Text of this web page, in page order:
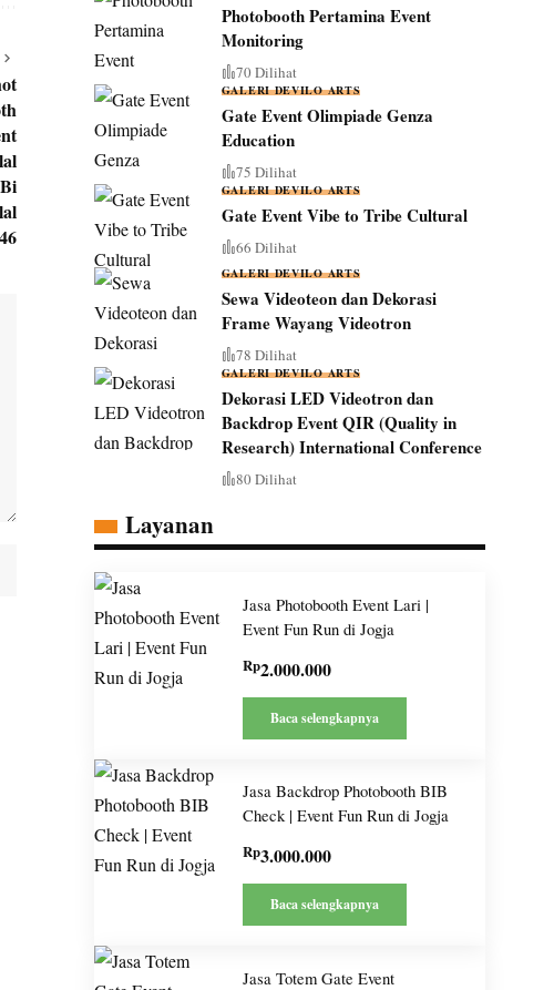
Photobooth Pertamina Event
Monitoring
70 Dilihat
GALERI DEVILO ARTS
Gate Event Olimpiade Genza
Education
75 Dilihat
GALERI DEVILO ARTS
Gate Event Vibe to Tribe Cultural
66 Dilihat
GALERI DEVILO ARTS
Sewa Videoteon dan Dekorasi
Frame Wayang Videotron
78 Dilihat
GALERI DEVILO ARTS
Dekorasi LED Videotron dan
Backdrop Event QIR (Quality in
Research) International Conference
80 Dilihat
Layanan
Jasa Photobooth Event Lari |
Event Fun Run di Jogja
Rp2.000.000
Baca selengkapnya
Jasa Backdrop Photobooth BIB
Check | Event Fun Run di Jogja
Rp3.000.000
Baca selengkapnya
Jasa Totem Gate Event